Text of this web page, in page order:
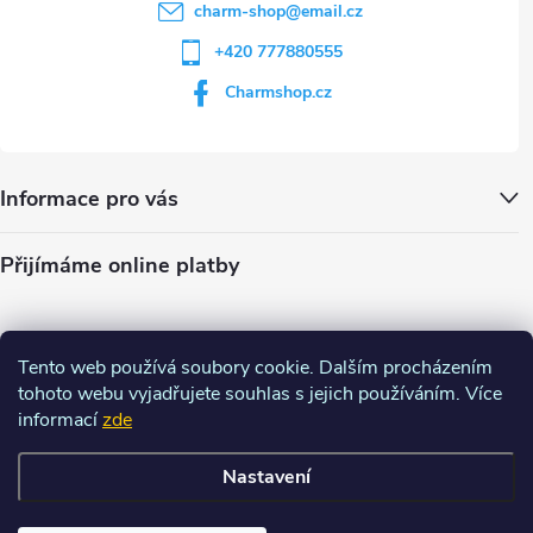
Tento web používá soubory cookie. Dalším procházením
tohoto webu vyjadřujete souhlas s jejich používáním. Více
informacízde
Nastavení
charm-shop@email.cz
+420 777880555
Charmshop.cz
Informace pro vás
Přijímáme online platby